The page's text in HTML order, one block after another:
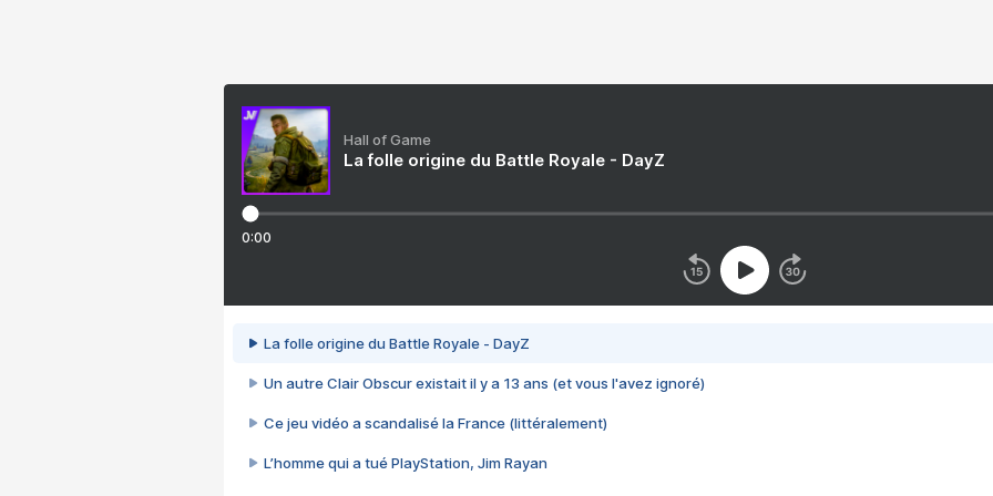
Hall of Game
La folle origine du Battle Royale - DayZ
0:00
La folle origine du Battle Royale - DayZ
Un autre Clair Obscur existait il y a 13 ans (et vous l'avez ignoré)
Ce jeu vidéo a scandalisé la France (littéralement)
L’homme qui a tué PlayStation, Jim Rayan